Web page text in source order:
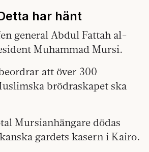
har hänt
general Abdul Fattah al-
Muhammad Mursi.
att över 300
brödraskapet ska
Mursianhängare dödas
gardets kasern i Kairo.